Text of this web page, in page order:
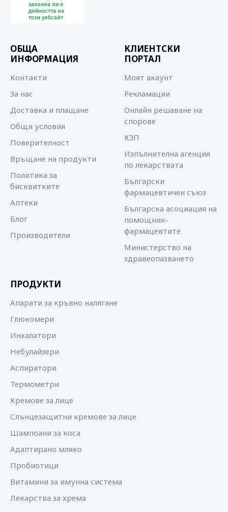
ОБЩА
ИНФОРМАЦИЯ
Контакти
За нас
Доставка и плащане
Общи условия
Поверителност
Връщане на продукти
Политика за
бисквитките
Аптеки
Блог
Производители
КЛИЕНТСКИ
ПОРТАЛ
Моят акаунт
Рекламации
Онлайн решаване на
спорове
КЗП
Изпълнителна агенция
по лекарствата
Български
фармацевтичен съюз
Българска асоциация на
помощник-
фармацевтите
Министерство на
здравеопазването
ПРОДУКТИ
Апарати за кръвно налягане
Глюкомери
Инхалатори
Небулайзери
Аспиратори
Термометри
Кремове за лице
Слънцезащитни кремове за лице
Шампоани за коса
Адаптирано мляко
Пробиотици
Витамини за имунна система
Лекарства за хрема